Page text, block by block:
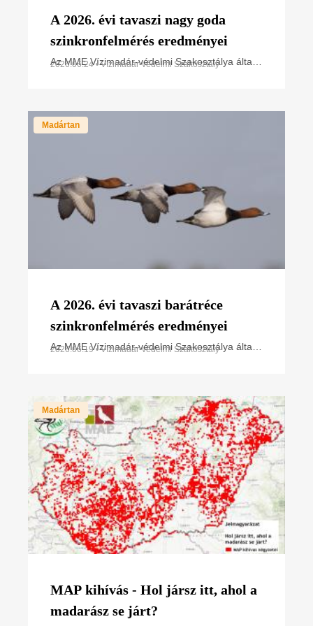
A 2026. évi tavaszi nagy goda
szinkronfelmérés eredményei
Az MME Vízimadár-védelmi Szakosztálya által
2026.06.24 • Vízimadár-védelmi Szakosztály
Madártan
A 2026. évi tavaszi barátréce
szinkronfelmérés eredményei
Az MME Vízimadár-védelmi Szakosztálya által
2026.06.19 • Vízimadár-védelmi Szakosztály
Madártan
MAP kihívás - Hol jársz itt, ahol a
madarász se járt?